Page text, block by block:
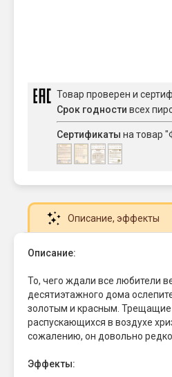
Товар проверен и
Срок годности всех
Сертификаты на товар
Описание, эффекты
Описание:
То, чего ждали все любители
десятиэтажного дома
золотым и красным.
распускающихся в воздухе
сожалению, он довольно
Эффекты: